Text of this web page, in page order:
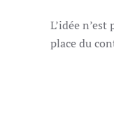
L’idée
place du